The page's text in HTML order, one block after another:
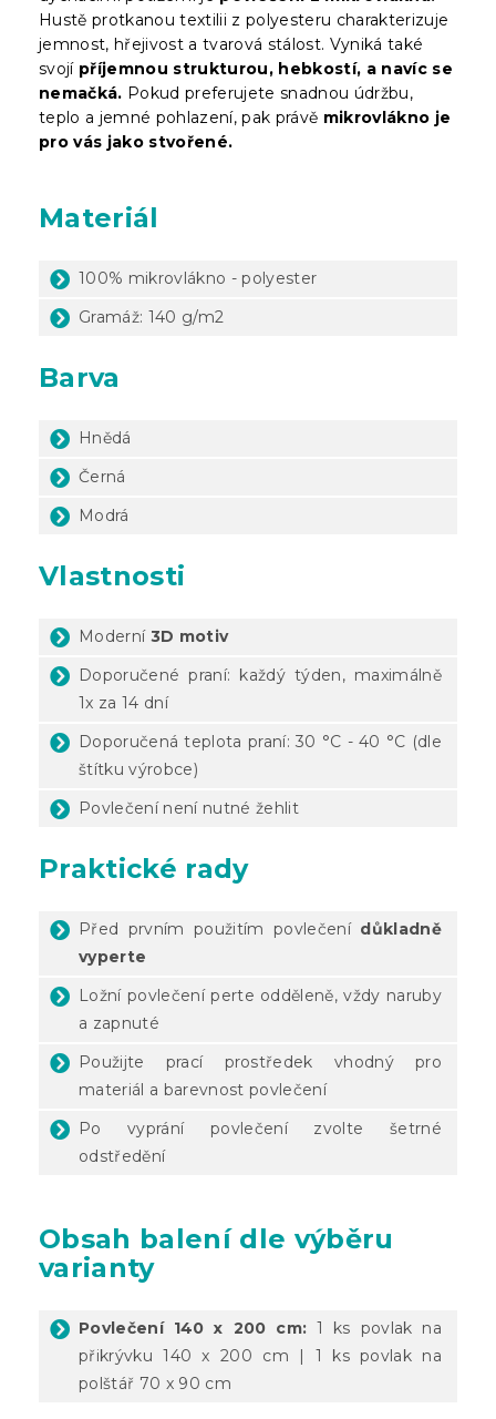
Hustě protkanou textilii z polyesteru charakterizuje
jemnost, hřejivost a tvarová stálost. Vyniká také
svojí příjemnou strukturou, hebkostí, a navíc se
nemačká. Pokud preferujete snadnou údržbu,
teplo a jemné pohlazení, pak právě mikrovlákno je
pro vás jako stvořené.
Materiál
100% mikrovlákno - polyester
Gramáž: 140 g/m2
Barva
Hnědá
Černá
Modrá
Vlastnosti
Moderní 3D motiv
Doporučené praní: každý týden, maximálně
1x za 14 dní
Doporučená teplota praní: 30 °C - 40 °C (dle
štítku výrobce)
Povlečení není nutné žehlit
Praktické rady
Před prvním použitím povlečení důkladně
vyperte
Ložní povlečení perte odděleně, vždy naruby
a zapnuté
Použijte prací prostředek vhodný pro
materiál a barevnost povlečení
Po vyprání povlečení zvolte šetrné
odstředění
Obsah balení dle výběru
varianty
Povlečení 140 x 200 cm: 1 ks povlak na
přikrývku 140 x 200 cm | 1 ks povlak na
polštář 70 x 90 cm